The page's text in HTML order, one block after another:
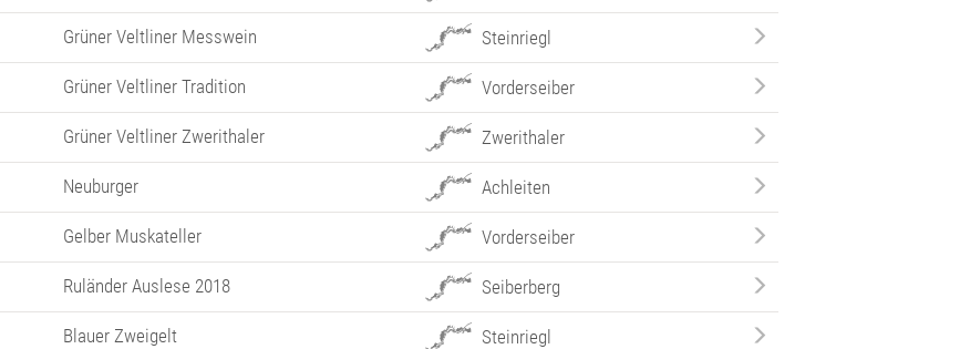
Grüner Veltliner Messwein Steinriegl
Grüner Veltliner Tradition Vorderseiber
Grüner Veltliner Zwerithaler Zwerithaler
Neuburger Achleiten
Gelber Muskateller Vorderseiber
Ruländer Auslese 2018 Seiberberg
Blauer Zweigelt Steinriegl